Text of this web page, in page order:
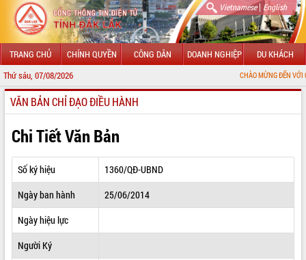
Vietnamese| English
TRANG CHỦ CHÍNH QUYỀN CÔNG DÂN DOANH NGHIỆP DU KHÁCH
Thứ sáu, 07/08/2026 CHÀO MỪNG ĐẾN VỚI CỔNG
GIỚI THIỆU
LÃNH ĐẠO UBND TỈNH
TIN TỨC SỰ KIỆN
SỞ, BAN, NGÀNH
THÔNG TIN CHỈ ĐẠO ĐIỀU HÀNH
VĂN BẢN CHỈ ĐẠO ĐIỀU HÀNH
Chi Tiết Văn Bản
Số ký hiệu
1360/QĐ-UBND
Ngày ban hành
25/06/2014
Ngày hiệu lực
Người Ký